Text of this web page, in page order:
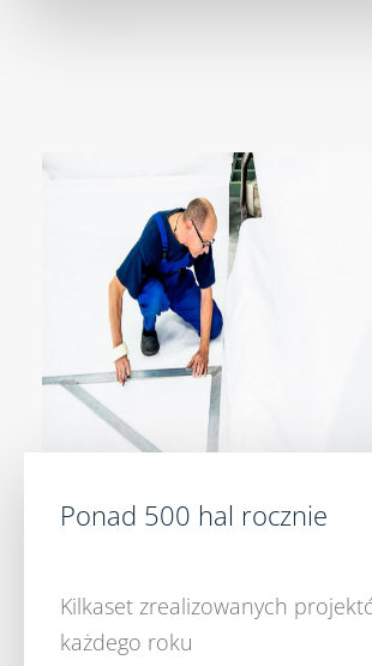
Ponad 500 hal rocznie
Kilkaset zrealizowanych
każdego roku